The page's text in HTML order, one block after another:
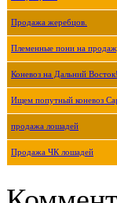
Продажа жеребцов.
Племенные пони на
Коневоз на Дальний Восток!
Ищем попутный коневоз
продажа лошадей
Продажа ЧК лошадей